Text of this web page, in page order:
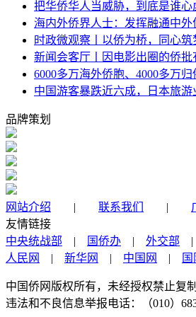
把华侨华人当威胁，到底是谁心
海内外侨界人士：发挥融通中
时政微观察丨以侨为桥，同心筑
新闻会客厅丨因电影出圈的侨
6000多万海外侨胞、4000多万
中国游客暴跌近六成，日本旅游
品牌策划
网站介绍 | 联系我们 |
友情链接
中央统战部 | 国侨办 | 外交部
人民网
| 新华网 | 中国网 |
中国侨网版权所有，未经授权禁止复
违法和不良信息举报电话：（010）